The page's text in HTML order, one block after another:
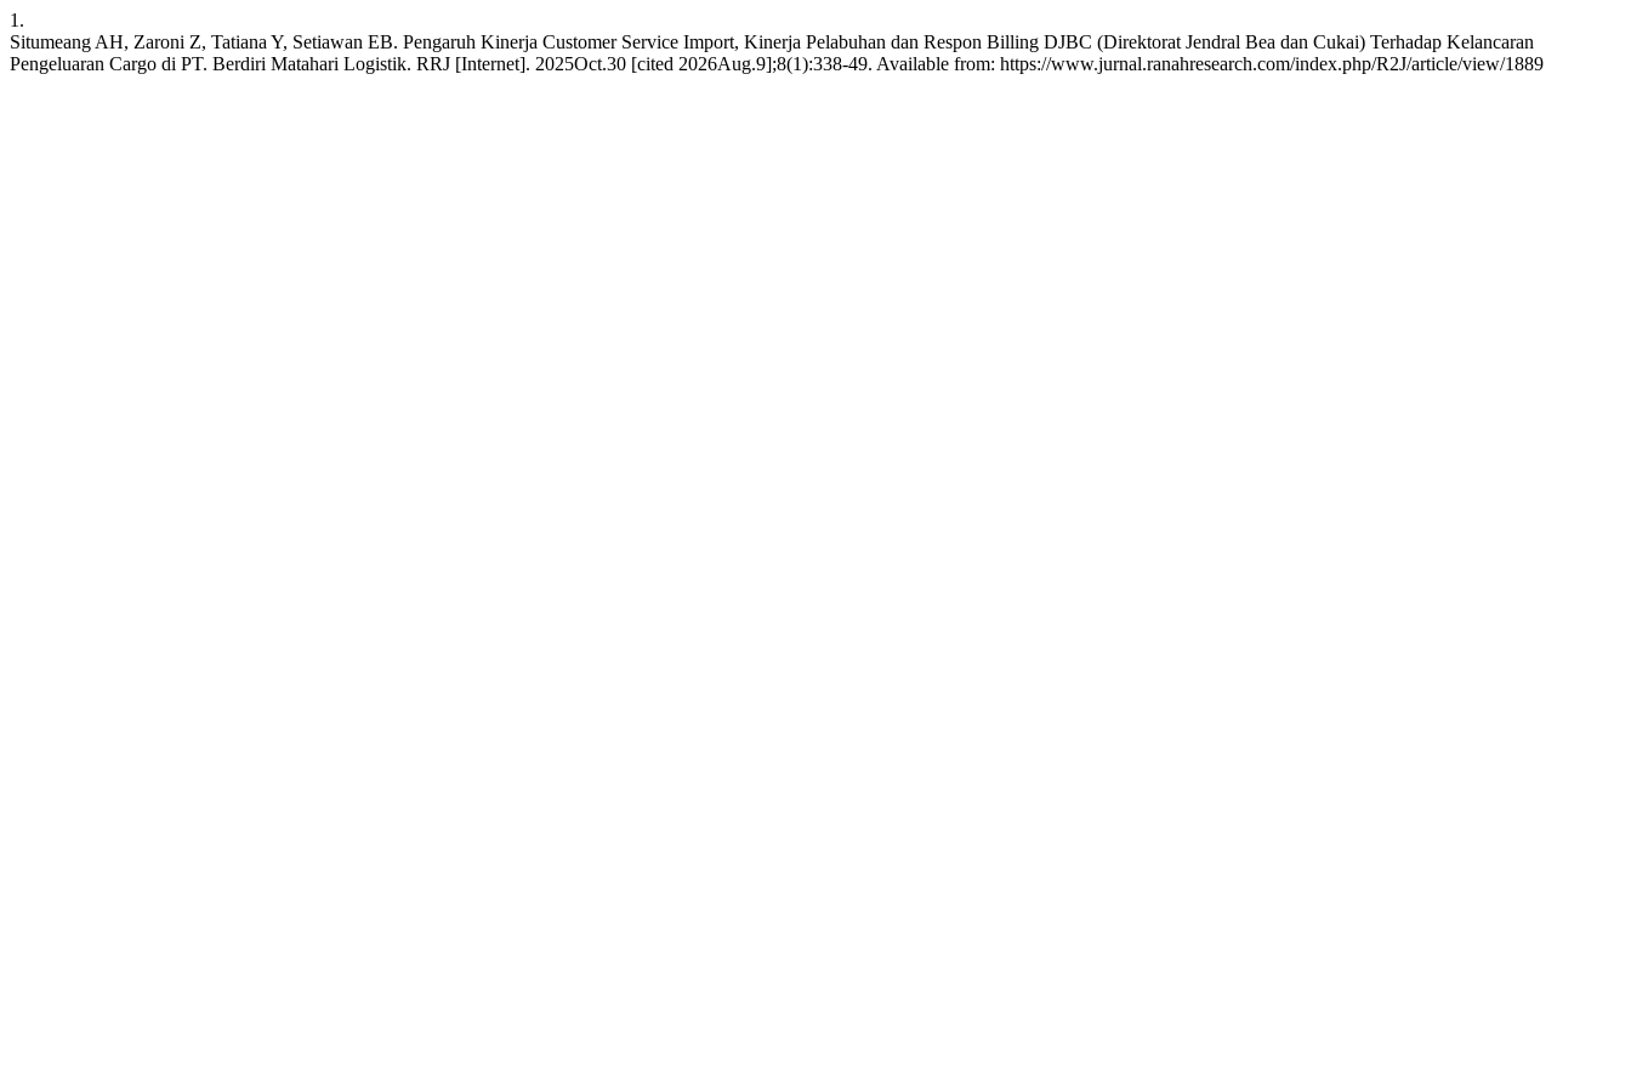
1.
Situmeang AH, Zaroni Z, Tatiana Y, Setiawan EB. Pengaruh Kinerja Customer Service Import, Kinerja Pelabuhan dan Respon Billing DJBC (Direktorat Jendral Bea dan Cukai) Terhadap Kelancaran
Pengeluaran Cargo di PT. Berdiri Matahari Logistik. RRJ [Internet]. 2025Oct.30 [cited 2026Aug.9];8(1):338-49. Available from: https://www.jurnal.ranahresearch.com/index.php/R2J/article/view/1889